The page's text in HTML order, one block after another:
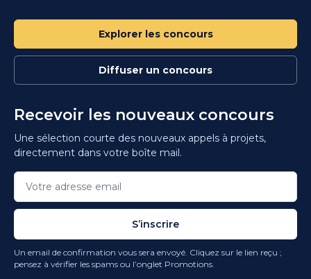
Explorer les concours
Diffuser un concours
Recevoir les nouveaux concours
Une sélection courte des nouveaux appels à projets,
directement dans votre boîte mail.
S’inscrire
Un email de confirmation vous sera envoyé. Cliquez sur le lien reçu ;
pensez à vérifier les spams ou l’onglet Promotions.